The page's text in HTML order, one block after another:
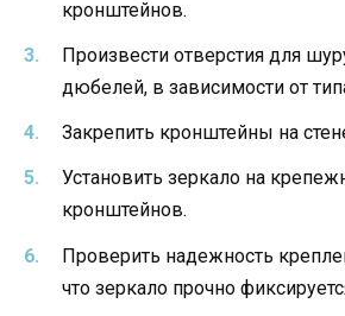
кронштейнов.
Произвести отверстия для
дюбелей, в зависимости от
Закрепить кронштейны на
Установить зеркало на
кронштейнов.
Проверить надежность
что зеркало прочно